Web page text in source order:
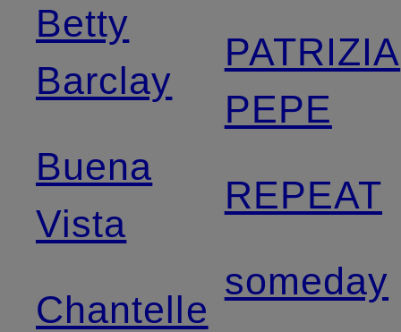
Betty
Barclay
Buena
Vista
Chantelle
PATRIZIA
PEPE
REPEAT
someday